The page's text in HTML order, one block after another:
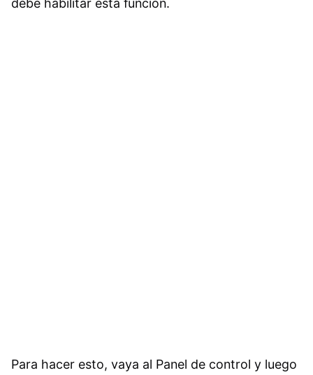
debe habilitar esta función.
Para hacer esto, vaya al Panel de control y luego